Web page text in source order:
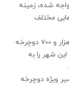
شده، زمینه
مختلف
در حال حاضر مسوولان شهر پاریس با قرار دادن 14 هزار و 700 دوچرخه
این شهر را به
440 کیلومتر مسیر ویژه دوچرخه